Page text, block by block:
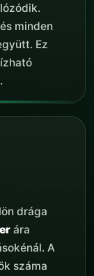
minden
Ez
drága
ára
A
száma